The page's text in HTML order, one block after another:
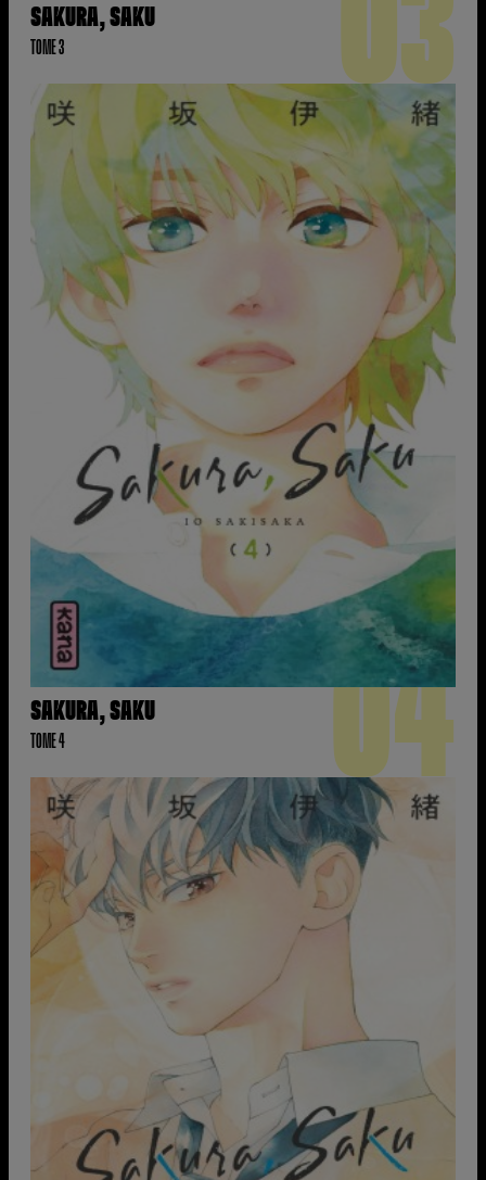
SAKURA, SAKU
TOME 3 03
SAKURA, SAKU
TOME 4 04